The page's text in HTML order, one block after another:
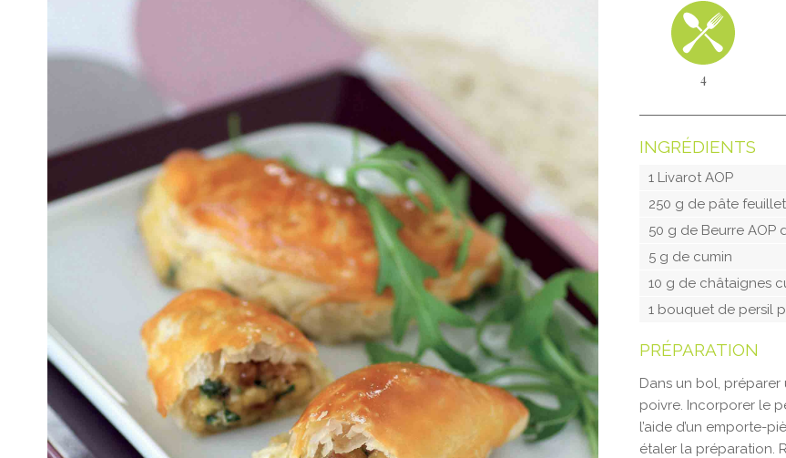
4
INGRÉDIENTS
1 Livarot AOP
250 g de pâte
50 g de Beurre AOP
5 g de cumin
10 g de châtaignes
1 bouquet de persil
PRÉPARATION
Dans un bol,
poivre. Incorporer le
l’aide d’un emporte-
étaler la préparation.